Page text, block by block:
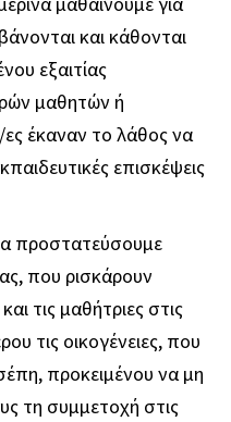
και κάθονται
εξαιτίας
μαθητών ή
έκαναν το λάθος να
επισκέψεις
προστατεύσουμε
που ρισκάρουν
τις μαθήτριες στις
τις οικογένειες, που
προκειμένου να μη
τη συμμετοχή στις